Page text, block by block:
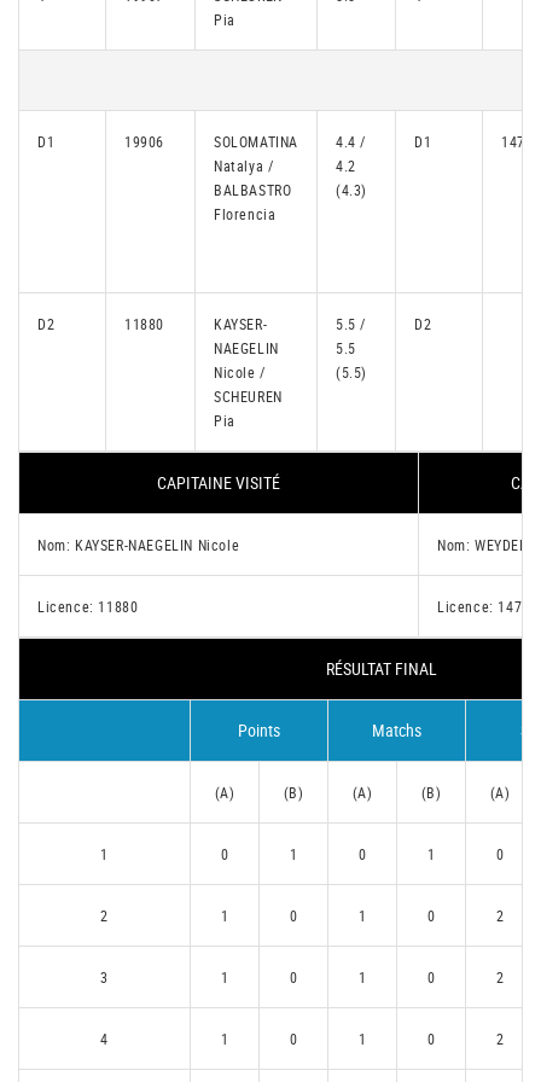
Pia
D1 19906
SOLOMATINA
Natalya /
BALBASTRO
Florencia
4.4 /
4.2
(4.3)
D1 14775
D2 11880
KAYSER-
NAEGELIN
Nicole /
SCHEUREN
Pia
5.5 /
5.5
(5.5)
D2
CAPITAINE VISITÉ
Nom: KAYSER-NAEGELIN Nicole Nom:
Licence: 11880 Licence: 14775
RÉSULTAT FINAL
Points Matchs
(A) (B) (A) (B) (A)
1 0 1 0 1 0
2 1 0 1 0 2
3 1 0 1 0 2
4 1 0 1 0 2